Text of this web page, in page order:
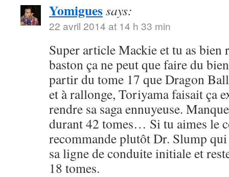
Yomiguessays:
22 avril 2014 at 14 h 33 min
Super article Mackie et tu as bien
baston ça ne peut que faire du
partir du tome 17 que Dragon
et à rallonge, Toriyama faisait ça
rendre sa saga ennuyeuse.
durant 42 tomes… Si tu aimes le
recommande plutôt Dr. Slump qui
sa ligne de conduite initiale et
18 tomes.